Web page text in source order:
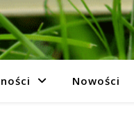
Nowości